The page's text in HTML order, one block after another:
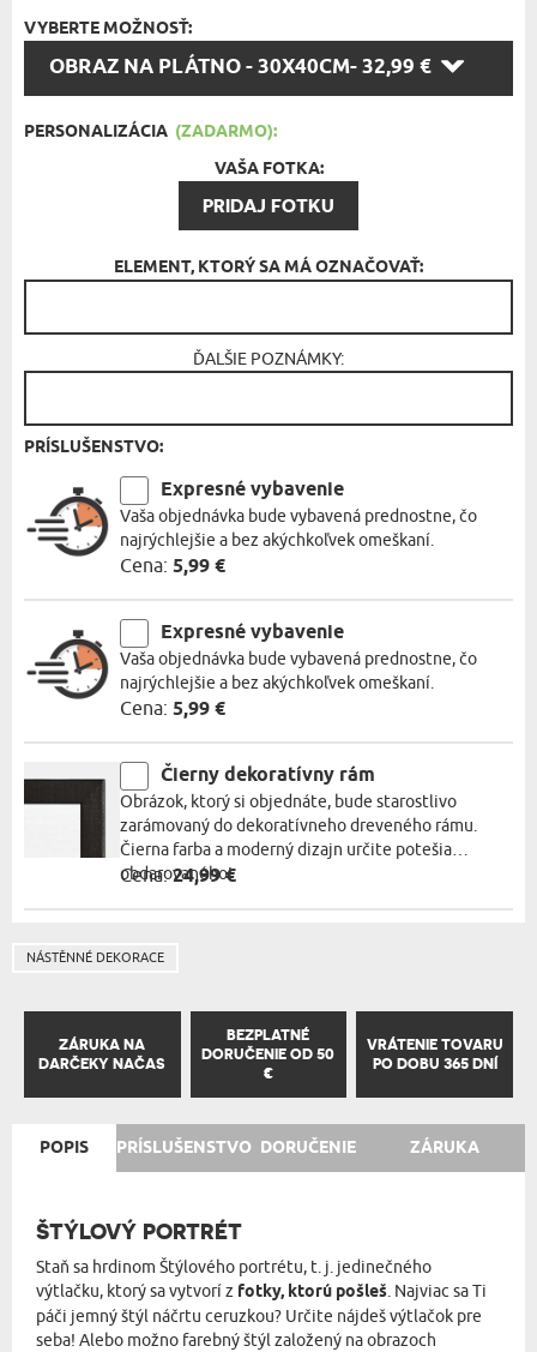
VYBERTE MOŽNOSŤ:
OBRAZ NA PLÁTNO - 30X40CM- 32,99 €
VYBERTE
MOŽNOSŤ:
PERSONALIZÁCIA (ZADARMO):
VAŠA FOTKA:
PRIDAJ FOTKU
ELEMENT, KTORÝ SA MÁ OZNAČOVAŤ:
ĎALŠIE POZNÁMKY:
PRÍSLUŠENSTVO:
Expresné vybavenie
Vaša objednávka bude vybavená prednostne, čo
najrýchlejšie a bez akýchkoľvek omeškaní.
Cena: 5,99 €
Expresné vybavenie
Vaša objednávka bude vybavená prednostne, čo
najrýchlejšie a bez akýchkoľvek omeškaní.
Cena: 5,99 €
Čierny dekoratívny rám
Obrázok, ktorý si objednáte, bude starostlivo
zarámovaný do dekoratívneho dreveného rámu.
Čierna farba a moderný dizajn určite potešia
obdarovaného!
Cena:24,99 €
NÁSTĚNNÉ DEKORACE
ZÁRUKA NA
DARČEKY NAČAS
BEZPLATNÉ
DORUČENIE OD 50
€
VRÁTENIE TOVARU
PO DOBU 365 DNÍ
POPIS PRÍSLUŠENSTVO DORUČENIE ZÁRUKA
ŠTÝLOVÝ PORTRÉT
Staň sa hrdinom Štýlového portrétu, t. j. jedinečného
výtlačku, ktorý sa vytvorí z fotky, ktorú pošleš. Najviac sa Ti
páči jemný štýl náčrtu ceruzkou? Určite nájdeš výtlačok pre
seba! Alebo možno farebný štýl založený na obrazoch